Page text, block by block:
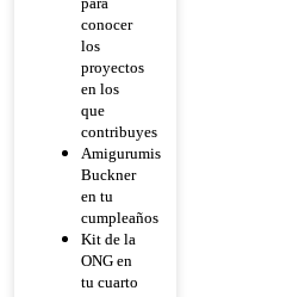
conocer
los
proyectos
en los
que
contribuyes
Amigurumis
Buckner
en tu
cumpleaños
Kit de la
ONG en
tu cuarto